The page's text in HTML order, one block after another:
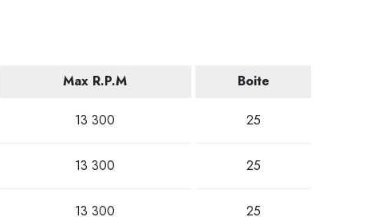
Max R.P.M Boite
13 300 25
13 300 25
13 300 25